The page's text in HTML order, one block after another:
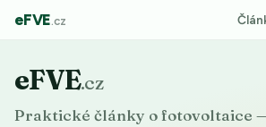
eFVE.cz
eFVE.cz
Praktické články o fotovoltaice